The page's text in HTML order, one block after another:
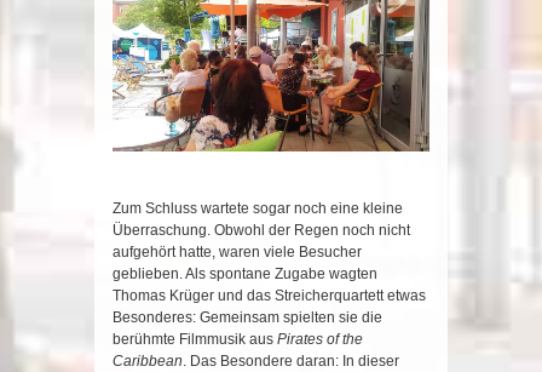
Zum Schluss wartete sogar noch eine kleine
Überraschung. Obwohl der Regen noch nicht
aufgehört hatte, waren viele Besucher
geblieben. Als spontane Zugabe wagten
Thomas Krüger und das Streicherquartett etwas
Besonderes: Gemeinsam spielten sie die
berühmte Filmmusik aus Pirates of the
Caribbean . Das Besondere daran: In dieser